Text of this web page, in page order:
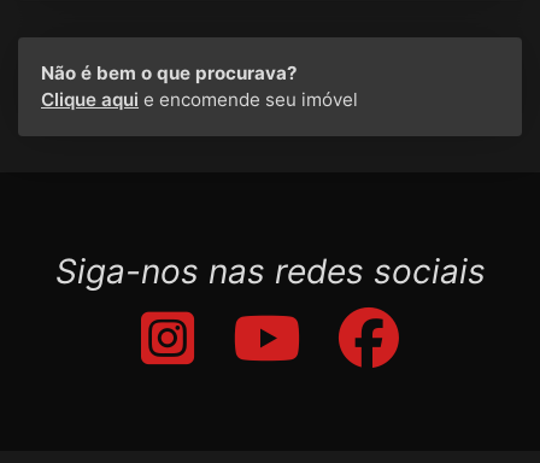
Não é bem o que procurava?
Clique aqui e encomende seu imóvel
Siga-nos nas redes sociais